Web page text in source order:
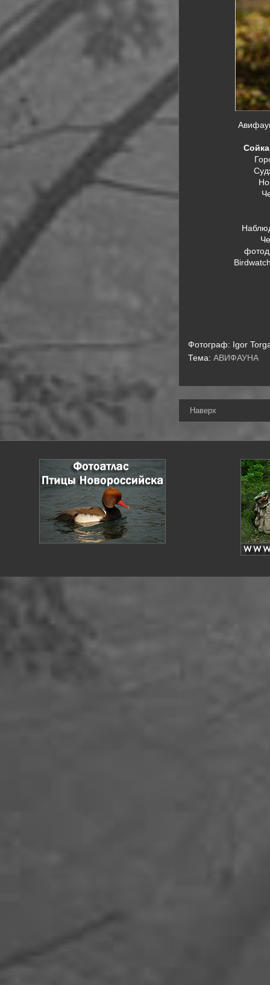
Фотограф: Igor
Тема: АВИФАУНА
Наверх